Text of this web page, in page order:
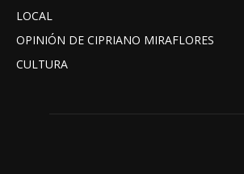
LOCAL
OPINIÓN DE CIPRIANO MIRAFLORES
CULTURA